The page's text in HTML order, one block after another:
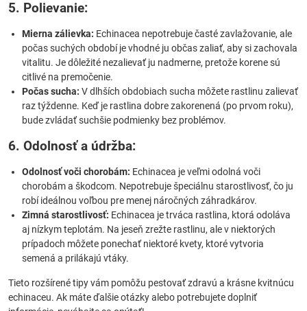
5. Polievanie:
Mierna zálievka: Echinacea nepotrebuje časté zavlažovanie, ale
počas suchých období je vhodné ju občas zaliať, aby si zachovala
vitalitu. Je dôležité nezalievať ju nadmerne, pretože korene sú
citlivé na premočenie.
Počas sucha: V dlhších obdobiach sucha môžete rastlinu zalievať
raz týždenne. Keď je rastlina dobre zakorenená (po prvom roku),
bude zvládať suchšie podmienky bez problémov.
6. Odolnosť a údržba:
Odolnosť voči chorobám: Echinacea je veľmi odolná voči
chorobám a škodcom. Nepotrebuje špeciálnu starostlivosť, čo ju
robí ideálnou voľbou pre menej náročných záhradkárov.
Zimná starostlivosť: Echinacea je trváca rastlina, ktorá odoláva
aj nízkym teplotám. Na jeseň zrežte rastlinu, ale v niektorých
prípadoch môžete ponechať niektoré kvety, ktoré vytvoria
semená a prilákajú vtáky.
Tieto rozšírené tipy vám pomôžu pestovať zdravú a krásne kvitnúcu
echinaceu. Ak máte ďalšie otázky alebo potrebujete doplniť